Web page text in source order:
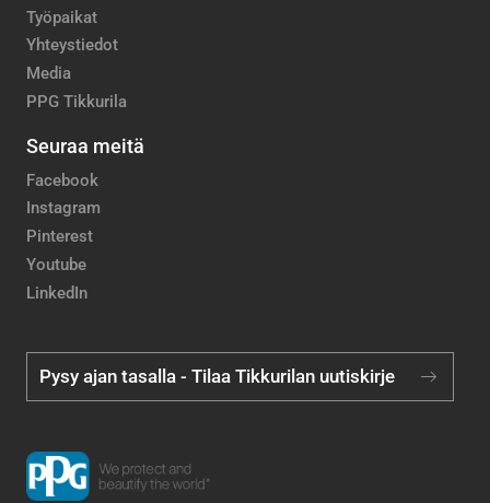
Työpaikat
Yhteystiedot
Media
PPG Tikkurila
Seuraa meitä
Facebook
Instagram
Pinterest
Youtube
LinkedIn
Pysy ajan tasalla - Tilaa Tikkurilan uutiskirje